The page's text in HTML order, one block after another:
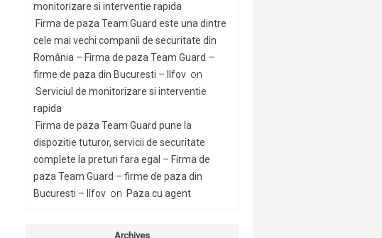
monitorizare si interventie rapida
Firma de paza Team Guard este una dintre
cele mai vechi companii de securitate din
România – Firma de paza Team Guard –
firme de paza din Bucuresti – Ilfov on
Serviciul de monitorizare si interventie
rapida
Firma de paza Team Guard pune la
dispozitie tuturor, servicii de securitate
complete la preturi fara egal – Firma de
paza Team Guard – firme de paza din
Bucuresti – Ilfov on Paza cu agent
Archives